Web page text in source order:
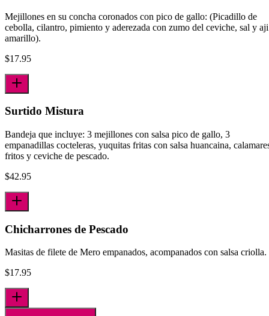
Mejillones en su concha coronados con pico de gallo: (Picadillo de
cebolla, cilantro, pimiento y aderezada con zumo del ceviche, sal y aji
amarillo).
$17.95
Surtido Mistura
Bandeja que incluye: 3 mejillones con salsa pico de gallo, 3
empanadillas cocteleras, yuquitas fritas con salsa huancai­na,
fritos y ceviche de pescado.
$42.95
Chicharrones de Pescado
Masitas de filete de Mero empanados, acompanados con salsa criolla.
$17.95